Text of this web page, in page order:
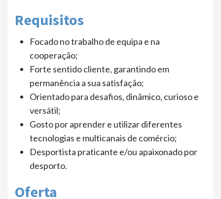
Requisitos
Focado no trabalho de equipa e na
cooperação;
Forte sentido cliente, garantindo em
permanência a sua satisfação;
Orientado para desafios, dinâmico, curioso e
versátil;
Gosto por aprender e utilizar diferentes
tecnologias e multicanais de comércio;
Desportista praticante e/ou apaixonado por
desporto.
Oferta